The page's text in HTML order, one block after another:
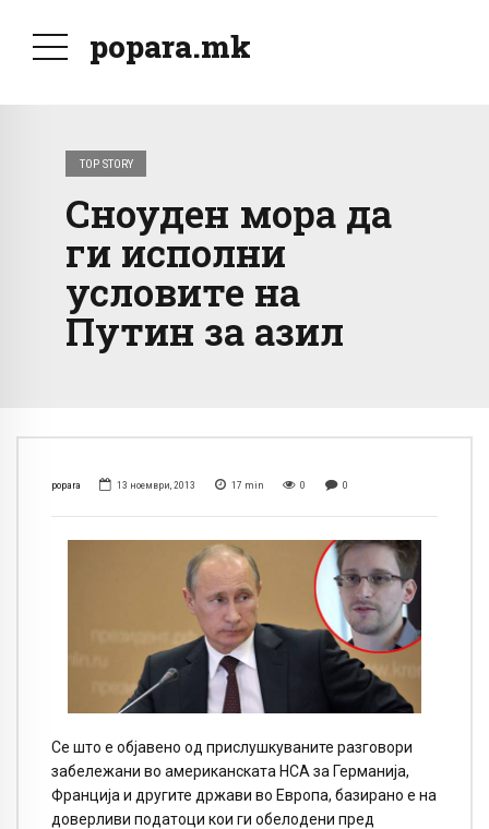
popara.mk
TOP STORY
Сноуден мора да
ги исполни
условите на
Путин за азил
popara 13 ноември, 2013 17 min 0 0
Се што е објавено од прислушкуваните разговори
забележани во американската НСА за Германија,
Франција и другите држави во Европа, базирано е на
доверливи податоци кои ги обелодени пред